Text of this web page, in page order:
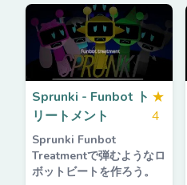
Sprunki - Funbot ト
リートメント
★
4
Sprunki Funbot
Treatmentで弾むようなロ
ボットビートを作ろう。